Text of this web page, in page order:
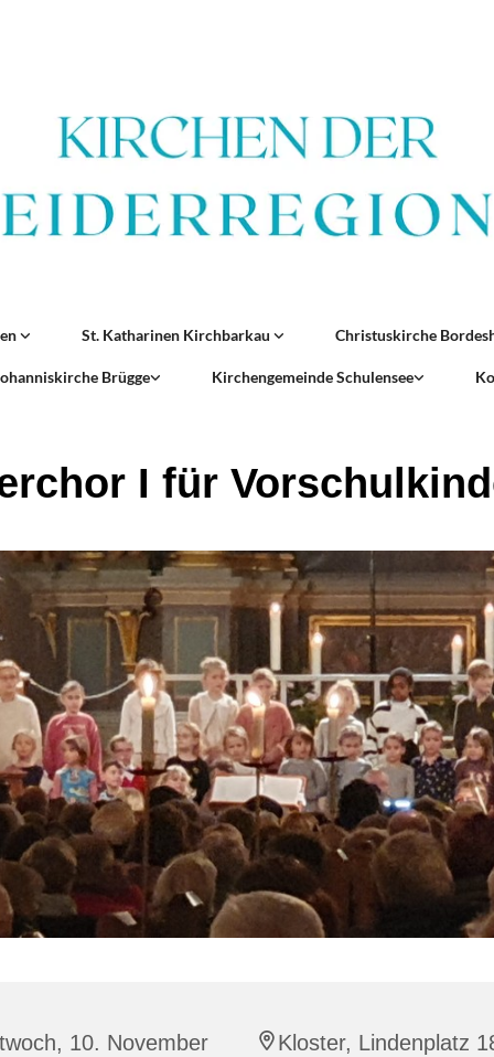
St. Katharinen Kirchbarkau Christuskirche
Brügge Kirchengemeinde Schulensee
I für
10. November
Kloster, Lindenplatz